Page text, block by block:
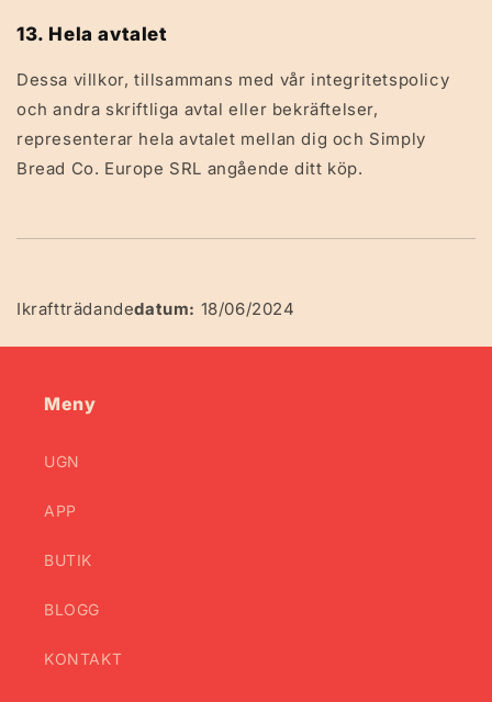
13. Hela avtalet
Dessa villkor, tillsammans med vår integritetspolicy
och andra skriftliga avtal eller bekräftelser,
representerar hela avtalet mellan dig och Simply
Bread Co. Europe SRL angående ditt köp.
Ikraftträdandedatum: 18/06/2024
Meny
UGN
APP
BUTIK
BLOGG
KONTAKT